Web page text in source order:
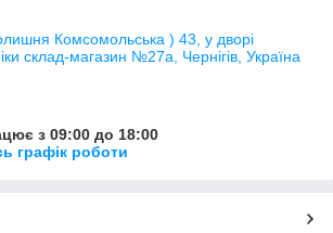
Комсомольська ) 43, у дворі
склад-магазин №27a, Чернігів, Україна
з 09:00 до 18:00
графік роботи